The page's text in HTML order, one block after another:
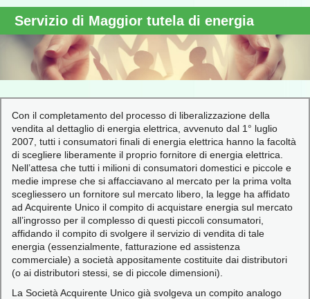
Servizio di Maggior tutela di energia
Con il completamento del processo di liberalizzazione della
vendita al dettaglio di energia elettrica, avvenuto dal 1° luglio
2007, tutti i consumatori finali di energia elettrica hanno la facoltà
di scegliere liberamente il proprio fornitore di energia elettrica.
Nell’attesa che tutti i milioni di consumatori domestici e piccole e
medie imprese che si affacciavano al mercato per la prima volta
scegliessero un fornitore sul mercato libero, la legge ha affidato
ad Acquirente Unico il compito di acquistare energia sul mercato
all’ingrosso per il complesso di questi piccoli consumatori,
affidando il compito di svolgere il servizio di vendita di tale
energia (essenzialmente, fatturazione ed assistenza
commerciale) a società appositamente costituite dai distributori
(o ai distributori stessi, se di piccole dimensioni).
La Società Acquirente Unico già svolgeva un compito analogo